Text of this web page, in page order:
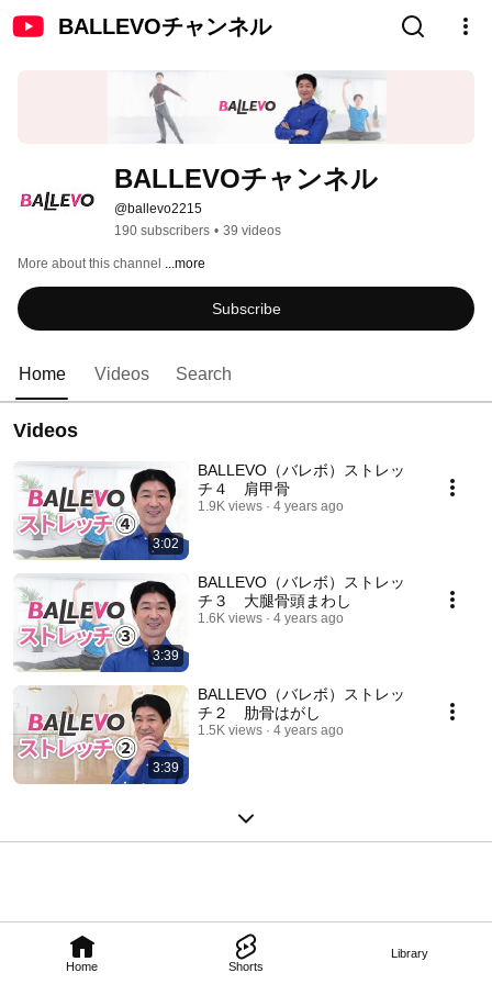
BALLEVOチャンネル
Home Shorts
Library
BALLEVOチャンネル
@ballevo2215
190 subscribers • 39 videos
More about this channel ...more
Subscribe
Home Videos Search
Videos
3:02
BALLEVO（バレボ）ストレッ
チ４ 肩甲骨
1.9K views 4 years ago
3:39
BALLEVO（バレボ）ストレッ
チ３ 大腿骨頭まわし
1.6K views 4 years ago
3:39
BALLEVO（バレボ）ストレッ
チ２ 肋骨はがし
1.5K views 4 years ago